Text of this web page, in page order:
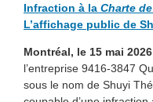
Infraction à la Charte
L’affichage public de
Montréal, le 15 mai 2026
l’entreprise 9416-3847
sous le nom de Shuyi